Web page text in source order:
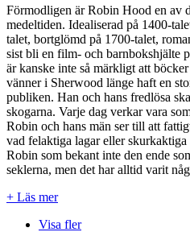
Förmodligen är Robin Hood en av
medeltiden. Idealiserad på 1400-
talet, bortglömd på 1700-talet,
sist bli en film- och barnbokshjälte
är kanske inte så märkligt att
vänner i Sherwood länge haft en
publiken. Han och hans fredlösa
skogarna. Varje dag verkar vara
Robin och hans män ser till att
vad felaktiga lagar eller
Robin som bekant inte den ende
seklerna, men det har alltid varit
+ Läs mer
Visa fler